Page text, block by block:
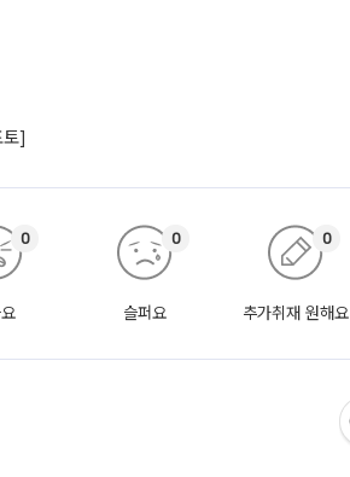
토]
0
슬퍼요
0
추가취재 원해요
0